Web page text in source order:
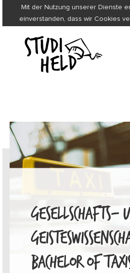
Mit der Nutzung unserer Dienste
einverstanden, dass wir Cookies
GESELLSCHAFTS-
BACHELOR OF